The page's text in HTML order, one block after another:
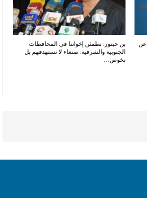
عن
بن حبتور: نطمئن إخواننا في المحافظات
الجنوبية والشرقية: صنعاء لا تستهدفهم بل
تخوض…